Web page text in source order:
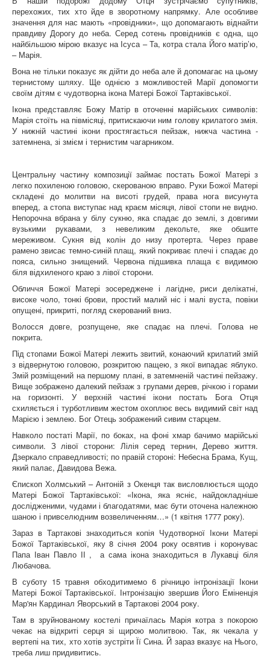
перехожих, тих хто йде в зворотному напрямку. Але особливе
значення для нас мають «провідники», що допомагають віднайти
правдиву Дорогу до неба. Серед сотень провідників є одна, що
найбільшою мірою вказує на Ісуса – Та, котра стала Його матір’ю,
– Марія.
Вона не тільки показує як дійти до неба але й допомагає на цьому
тернистому шляху. Ще однією з можливостей Марії допомогти
своїм дітям є чудотворна ікона Матері Божої Тартаківської.
Ікона представляє Божу Матір в оточенні марійських символів:
Марія стоїть на півмісяці, притискаючи ним голову крилатого змія.
У нижній частині ікони простягається пейзаж, нижча частина -
затемнена, зі змієм і тернистим чагарником.
Центральну частину композиції займає постать Божої Матері з
легко похиленою головою, скерованою вправо. Руки Божої Матері
складені до молитви на висоті грудей, права нога висунута
вперед, а стопа виступає над краєм місяця, лівої стопи не видно.
Непорочна вбрана у білу сукню, яка спадає до землі, з довгими
вузькими рукавами, з невеликим декольте, яке обшите
мереживом. Сукня від колін до низу протерта. Через праве
рамено звисає темно-синій плащ, який покриває плечі і спадає до
пояса, сильно знищений. Червона підшивка плаща є видимою
біля відхиленого краю з лівої сторони.
Обличчя Божої Матері зосереджене і лагідне, риси делікатні,
високе чоло, тонкі брови, простий малий ніс і малі вуста, повіки
опущені, прикриті, погляд скерований вниз.
Волосся довге, розпущене, яке спадає на плечі. Голова не
покрита.
Під стопами Божої Матері лежить звитий, конаючий крилатий змій
з відвернутою головою, розкритою пащею, з якої випадає яблуко.
Змій розміщений на першому плані, в затемненій частині пейзажу.
Вище зображено далекий пейзаж з групами дерев, річкою і горами
на горизонті. У верхній частині ікони постать Бога Отця
схиляється і турботливим жестом охоплює весь видимий світ над
Марією і землею. Бог Отець зображений сивим старцем.
Навколо постаті Марії, по боках, на фоні хмар бачимо марійські
символи. З лівої сторони: Лілія серед тернин, Дерево життя.
Дзеркало справедливості; по правій стороні: Небесна Брама, Кущ,
який палає, Давидова Вежа.
Єпископ Холмський – Антоній з Окенця так висловлюється щодо
Матері Божої Тартаківської: «Ікона, яка ясніє, найдокладніше
дослідженими, чудами і благодатями, має бути оточена належною
шаною і привселюдним возвеличенням…» (1 квітня 1777 року).
Зараз в Тартакові знаходиться копія Чудотворної Ікони Матері
Божої Тартаківської, яку 8 січня 2004 року освятив і коронувас
Папа Іван Павло ІІ , а сама ікона знаходиться в Лукавці біля
Любачова.
В суботу 15 травня обходитимемо 6 річницю інтронізації Ікони
Матері Божої Тартаківської. Інтронізацію звершив Його Еміненція
Мар'ян Кардинал Яворський в Тартакові 2004 року.
Там в зруйнованому костелі причаїлась Марія котра з покорою
чекає на відкриті серця зі щирою молитвою. Так, як чекала у
вертепі на тих, хто хотів зустріти Її Сина. Й зараз вказує на Нього,
треба лиш придивитись.